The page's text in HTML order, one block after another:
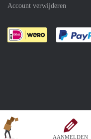
AANMELDEN
Account verwijderen